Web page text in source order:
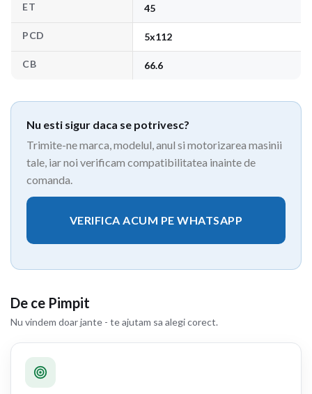
ET 45
PCD 5x112
CB 66.6
Nu esti sigur daca se potrivesc?
Trimite-ne marca, modelul, anul si motorizarea masinii
tale, iar noi verificam compatibilitatea inainte de
comanda.
VERIFICA ACUM PE WHATSAPP
De ce Pimpit
Nu vindem doar jante - te ajutam sa alegi corect.